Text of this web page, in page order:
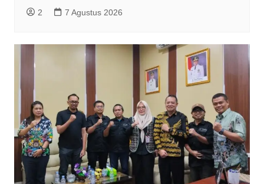
2 7 Agustus 2026